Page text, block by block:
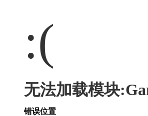
:(
无法加载模块
错误位置